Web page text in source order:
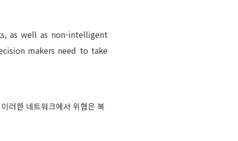
as well as non-intelligent
makers need to take
러한 네트워크에서 위협은 복